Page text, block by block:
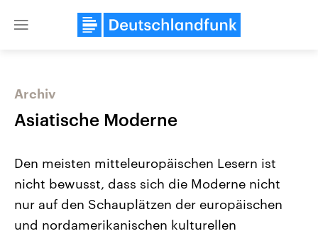
Close
Archiv
Asiatische Moderne
Den meisten mitteleuropäischen Lesern ist
nicht bewusst, dass sich die Moderne nicht
nur auf den Schauplätzen der europäischen
und nordamerikanischen kulturellen